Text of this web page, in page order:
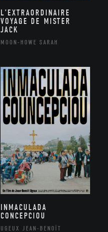
L’EXTRAORDINAIRE
VOYAGE DE MISTER
JACK
MOON-HOWE SARAH
INMACULADA
CONCEPCIOU
UGEUX JEAN-BENOÎT